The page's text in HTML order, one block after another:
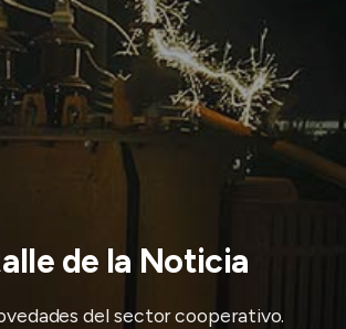
de la Noticia
del sector cooperativo.